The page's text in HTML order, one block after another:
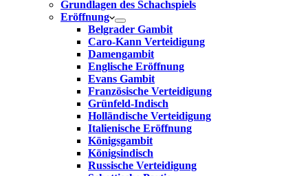
Grundlagen des Schachspiels
Eröffnung
Belgrader Gambit
Caro-Kann Verteidigung
Damengambit
Englische Eröffnung
Evans Gambit
Französische Verteidigung
Grünfeld-Indisch
Holländische Verteidigung
Italienische Eröffnung
Königsgambit
Königsindisch
Russische Verteidigung